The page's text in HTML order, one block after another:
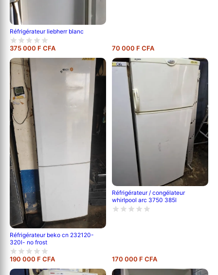
Réfrigérateur liebherr blanc
375 000 F CFA 70 000 F CFA
Réfrigérateur beko cn 232120-
320l- no frost
190 000 F CFA
Réfrigérateur / congélateur
whirlpool arc 3750 385l
170 000 F CFA